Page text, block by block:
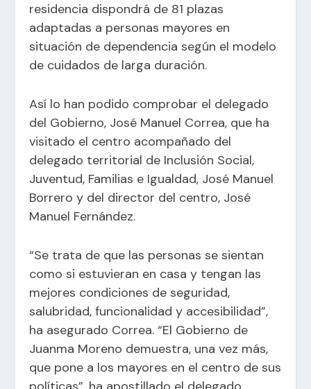
residencia dispondrá de 81 plazas
adaptadas a personas mayores en
situación de dependencia según el modelo
de cuidados de larga duración.
Así lo han podido comprobar el delegado
del Gobierno, José Manuel Correa, que ha
visitado el centro acompañado del
delegado territorial de Inclusión Social,
Juventud, Familias e Igualdad, José Manuel
Borrero y del director del centro, José
Manuel Fernández.
“Se trata de que las personas se sientan
como si estuvieran en casa y tengan las
mejores condiciones de seguridad,
salubridad, funcionalidad y accesibilidad”,
ha asegurado Correa. “El Gobierno de
Juanma Moreno demuestra, una vez más,
que pone a los mayores en el centro de sus